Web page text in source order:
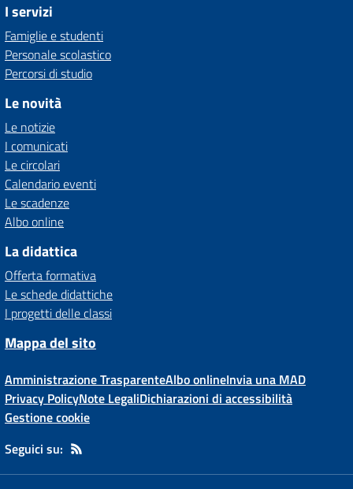
I servizi
Famiglie e studenti
Personale scolastico
Percorsi di studio
Le novità
Le notizie
I comunicati
Le circolari
Calendario eventi
Le scadenze
Albo online
La didattica
Offerta formativa
Le schede didattiche
I progetti delle classi
Mappa del sito
Amministrazione TrasparenteAlbo onlineInvia una MAD
Privacy PolicyNote LegaliDichiarazioni di accessibilità
Gestione cookie
Seguici su: